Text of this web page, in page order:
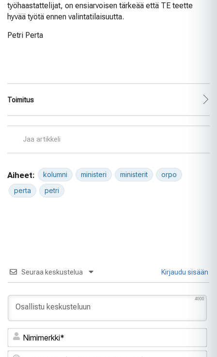
työhaastattelijat, on ensiarvoisen tärkeää että TE teette
hyvää työtä ennen valintatilaisuutta.
Petri Perta
Toimitus
Jaa artikkeli
Aiheet: kolumni ministeri ministerit
orpo
perta
petri
Seuraa keskustelua Kirjaudu sisään
4000